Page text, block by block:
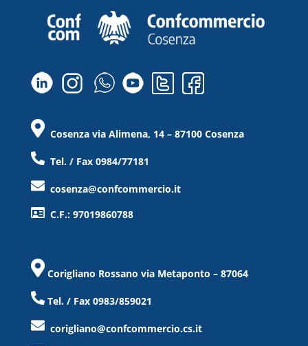
Cosenza via Alimena, 14 – 87100 Cosenza
Tel. / Fax 0984/77181
cosenza@confcommercio.it
C.F.: 97019860788
Corigliano Rossano via Metaponto – 87064
Tel. / Fax 0983/859021
corigliano@confcommercio.cs.it